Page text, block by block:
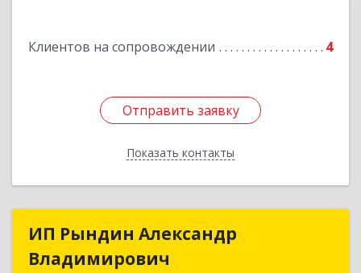
Клиентов на сопровождении 4
Отправить заявку
Показать контакты
Отправить заявку
Назад
ИП Рындин Александр
Владимирович
ИП Рындин Александр